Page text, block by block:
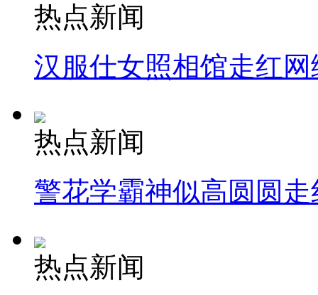
热点新闻
汉服仕女照相馆走红网
热点新闻
警花学霸神似高圆圆走
热点新闻